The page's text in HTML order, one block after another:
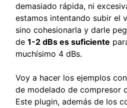
demasiado rápida, ni
estamos intentando subir el
sino cohesionarla y darle
de1-2 dBs es suficiente
muchísimo 4 dBs.
Voy a hacer los ejemplos
de modelado de compresor
Este plugin, además de los